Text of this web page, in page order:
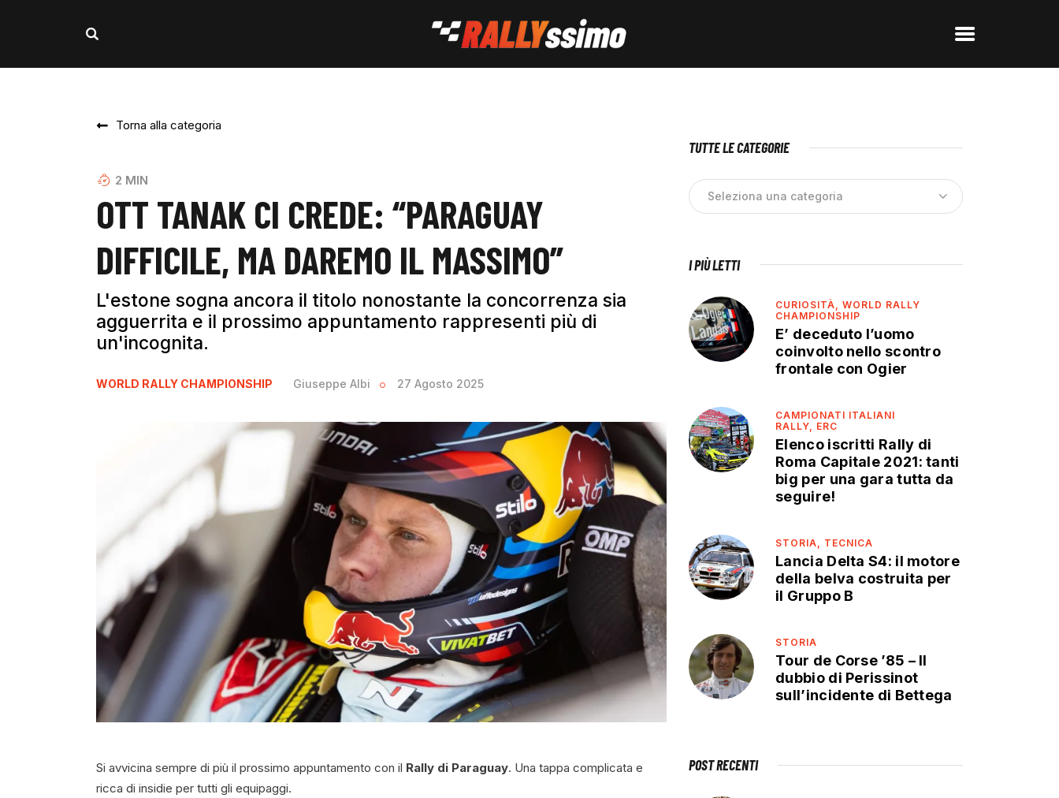
Torna alla categoria
2 MIN
OTT TANAK CI CREDE: “PARAGUAY
DIFFICILE, MA DAREMO IL MASSIMO”
L'estone sogna ancora il titolo nonostante la concorrenza sia
agguerrita e il prossimo appuntamento rappresenti più di
un'incognita.
WORLD RALLY CHAMPIONSHIP Giuseppe Albi 27 Agosto 2025
Si avvicina sempre di più il prossimo appuntamento con il Rally di Paraguay. Una tappa complicata e
ricca di insidie per tutti gli equipaggi.
TUTTE LE CATEGORIE
I PIÙ LETTI
CURIOSITÀ,WORLD RALLY
CHAMPIONSHIP
E’ deceduto l’uomo
coinvolto nello scontro
frontale con Ogier
CAMPIONATI ITALIANI
RALLY, ERC
Elenco iscritti Rally di
Roma Capitale 2021: tanti
big per una gara tutta da
seguire!
STORIA, TECNICA
Lancia Delta S4: il motore
della belva costruita per
il Gruppo B
STORIA
Tour de Corse ’85 – Il
dubbio di Perissinot
sull’incidente di Bettega
POST RECENTI